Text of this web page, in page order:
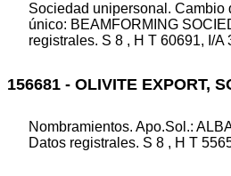
Sociedad unipersonal. Cambio
único: BEAMFORMING
registrales. S 8 , H T 60691, I/A
156681 - OLIVITE EXPORT,
Nombramientos. Apo.Sol.:
Datos registrales. S 8 , H T